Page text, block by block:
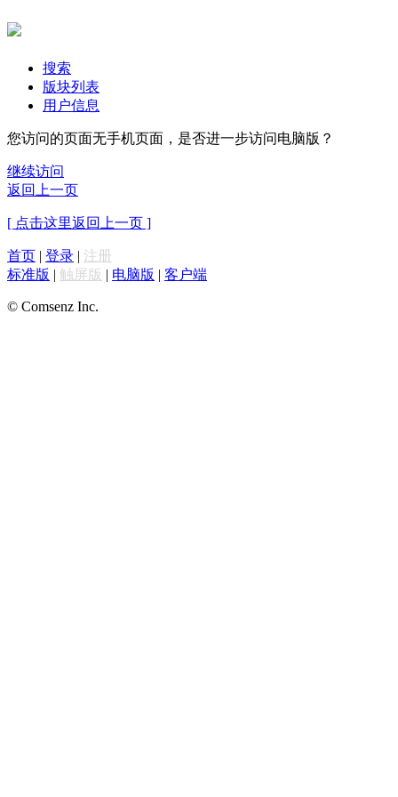
搜索
版块列表
用户信息
您访问的页面无手机页面，是否进一步访问电脑版？
继续访问
返回上一页
[ 点击这里返回上一页 ]
首页 | 登录 | 注册
标准版 | 触屏版 | 电脑版 | 客户端
© Comsenz Inc.